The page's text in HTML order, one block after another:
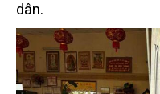
dân.